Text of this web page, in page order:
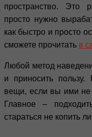
пространство. Это
просто нужно
как быстро и просто
сможете прочитать в
Любой метод
и приносить
вещи, если вы ими не
Главное –
стараться не копить